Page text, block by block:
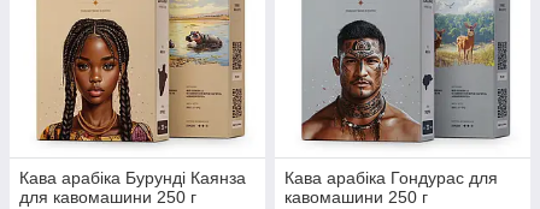
Кава арабіка Бурунді Каянза
для кавомашини 250 г
Кава арабіка Гондурас для
кавомашини 250 г